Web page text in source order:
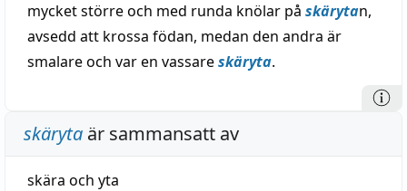
mycket större och med runda knölar på skärytan,
avsedd att krossa födan, medan den andra är
smalare och var en vassareskäryta.
skäryta är sammansatt av
skära och yta